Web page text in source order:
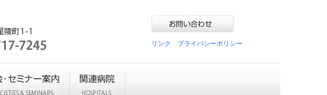
リンク プライバシーポリシー